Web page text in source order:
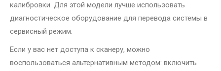
калибровки. Для этой модели лучше использовать
диагностическое оборудование для перевода системы в
сервисный режим.
Если у вас нет доступа к сканеру, можно
воспользоваться альтернативным методом: включить